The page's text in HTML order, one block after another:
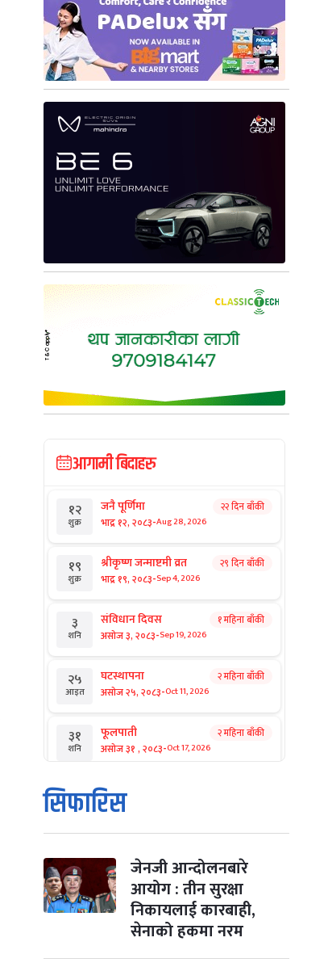
आगामी बिदाहरु
१२
शुक्र
जनै पूर्णिमा
भाद्र १२, २०८३-Aug 28, 2026
२२ दिन बाँकी
१९
शुक्र
श्रीकृष्ण जन्माष्टमी व्रत
भाद्र १९, २०८३-Sep 4, 2026
२९ दिन बाँकी
३
शनि
संविधान दिवस
असोज ३, २०८३-Sep 19, 2026
१ महिना बाँकी
२५
आइत
घटस्थापना
असोज २५, २०८३-Oct 11, 2026
२ महिना बाँकी
३१
शनि
फूलपाती
असोज ३१ , २०८३-Oct 17, 2026
२ महिना बाँकी
१
आइत
कार्तिक सङ्क्रान्ति
कार्तिक १, २०८३
मंगल कार्तिक ३, २०८३-Oct 20, 2026
४ विजयादशमी
कार्तिक ४, २०८३-Oct 21, 2026
२ महिना बाँकी
५ पापा‌ङ्कुशा एकादशी व्रत २ महिना बाँकी
सिफारिस
जेनजी आन्दोलनबारे
आयोग : तीन सुरक्षा
निकायलाई कारबाही,
सेनाको हकमा नरम